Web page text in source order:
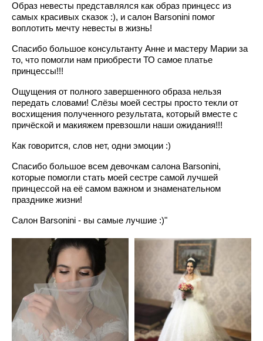
Образ невесты представлялся как образ принцесс из
самых красивых сказок :), и салон Barsonini помог
воплотить мечту невесты в жизнь!
Спасибо большое консультанту Анне и мастеру Марии за
то, что помогли нам приобрести ТО самое платье
принцессы!!!
Ощущения от полного завершенного образа нельзя
передать словами! Слёзы моей сестры просто текли от
восхищения полученного результата, который вместе с
причёской и макияжем превзошли наши ожидания!!!
Как говорится, слов нет, одни эмоции :)
Спасибо большое всем девочкам салона Barsonini,
которые помогли стать моей сестре самой лучшей
принцессой на её самом важном и знаменательном
празднике жизни!
Салон Barsonini - вы самые лучшие :)"